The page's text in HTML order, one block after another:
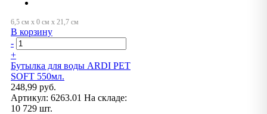
В корзину
-
+
Бутылка для воды ARDI PET
SOFT 550мл.
248,99 руб.
Артикул: 6263.01 На складе:
10 729 шт.